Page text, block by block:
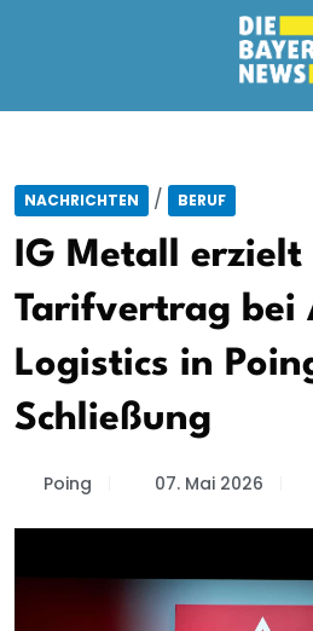
NACHRICHTEN / BERUF
IG Metall erzielt
Tarifvertrag bei
Logistics in
Schließung
Poing 07. Mai 2026